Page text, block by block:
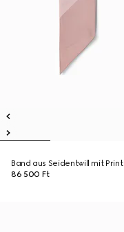
Band aus Seidentwill mit Print
86 500 Ft